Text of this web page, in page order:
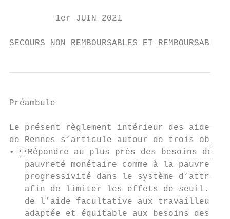
         1er JUIN 2021
SECOURS NON REMBOURSABLES ET
Préambule
Le présent règlement intérieur des aides
de Rennes s’articule autour de trois
• Répondre au plus près des besoins
pauvreté monétaire comme à la pauvreté
progressivité dans le système
afin de limiter les effets de seuil.
de l’aide facultative aux travailleurs
adaptée et équitable aux besoins des